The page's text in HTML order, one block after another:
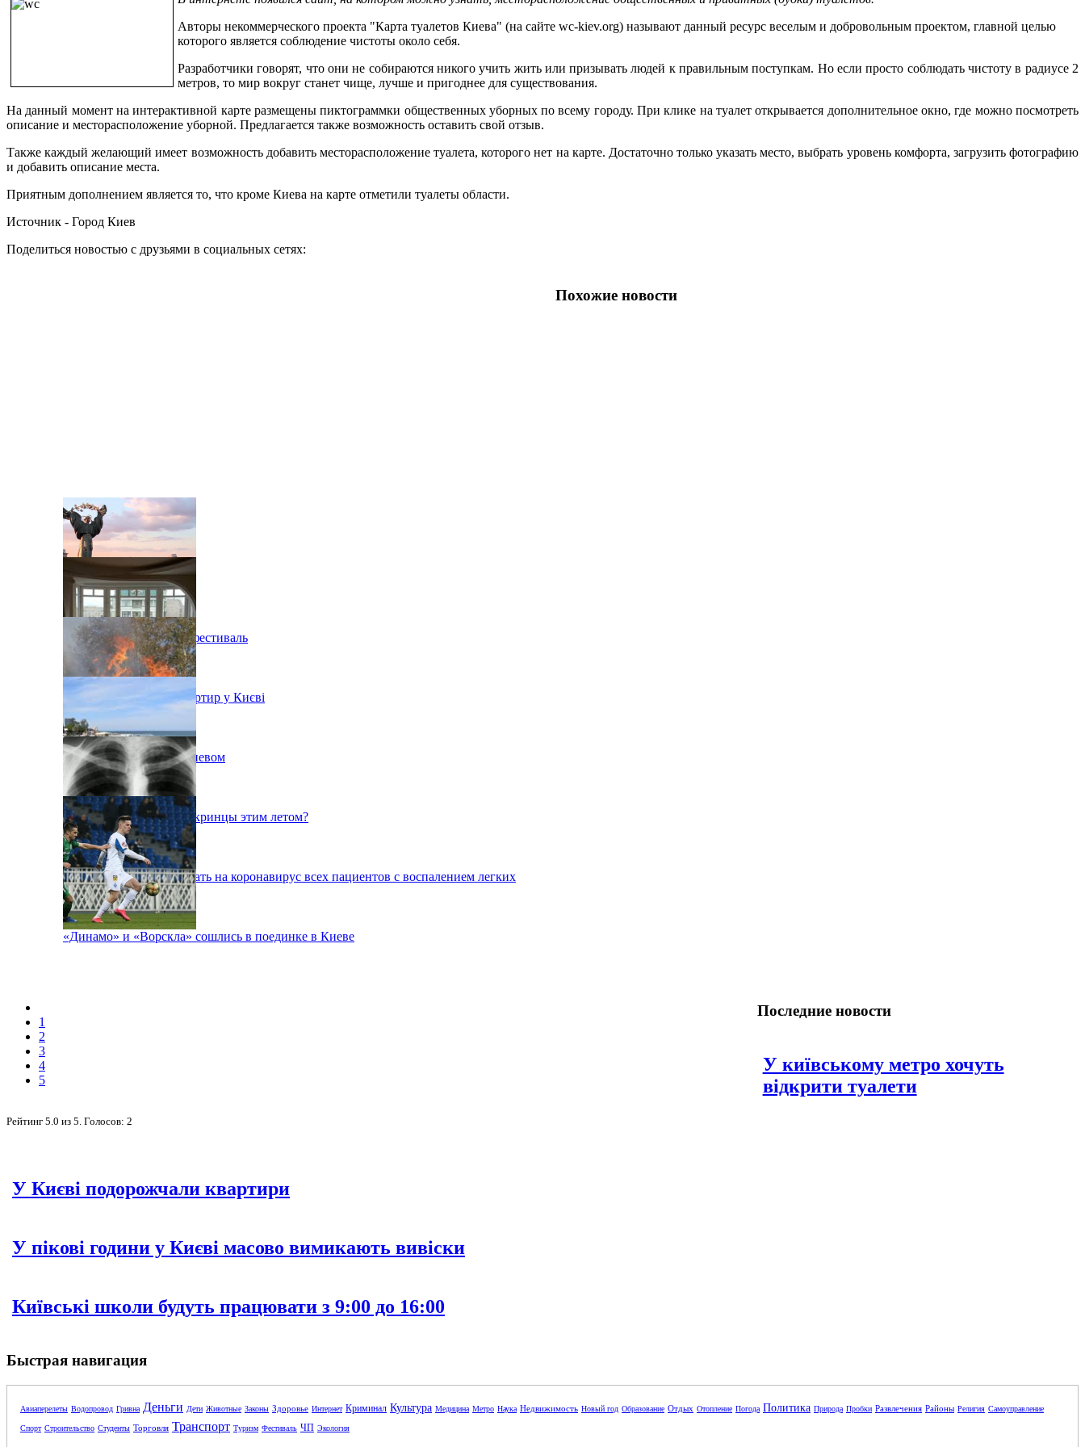
Авторы некоммерческого проекта "Карта туалетов Киева" (на сайте wc-kiev.org) называют данный ресурс веселым и добровольным проектом, главной целью
которого является соблюдение чистоты около себя.
Разработчики говорят, что они не собираются никого учить жить или призывать людей к правильным поступкам. Но если просто соблюдать чистоту в радиусе 2
метров, то мир вокруг станет чище, лучше и пригоднее для существования.
На данный момент на интерактивной карте размещены пиктограммки общественных уборных по всему городу. При клике на туалет открывается дополнительное окно, где можно посмотреть
описание и месторасположение уборной. Предлагается также возможность оставить свой отзыв.
Также каждый желающий имеет возможность добавить месторасположение туалета, которого нет на карте. Достаточно только указать место, выбрать уровень комфорта, загрузить фотографию
и добавить описание места.
Приятным дополнением является то, что кроме Киева на карте отметили туалеты области.
Источник - Город Киев
Поделиться новостью с друзьями в социальных сетях:
Похожие новости
В Киеве состоится эко-фестиваль
Ситуація з орендою квартир у Києві
Пожар на свалке под Киевом
Куда поедут отдыхать укринцы этим летом?
В Киеве будут тестировать на коронавирус всех пациентов с воспалением легких
«Динамо» и «Ворскла» сошлись в поединке в Киеве
1
2
3
4
5
Рейтинг 5.0 из 5 . Голосов: 2
Последние новости
У київському метро хочуть
відкрити туалети
У Києві подорожчали квартири
У пікові години у Києві масово вимикають вивіски
Київські школи будуть працювати з 9:00 до 16:00
Быстрая навигация
Авиаперелеты Водопровод Гривна Деньги Дети Животные Законы Здоровье Интернет Криминал Культура Медицина Метро Наука Недвижимость Новый год Образование Отдых Отопление Погода Политика Природа Пробки Развлечения Районы Религия Самоуправление
Спорт Строительство Студенты Торговля Транспорт Туризм Фестиваль ЧП Экология